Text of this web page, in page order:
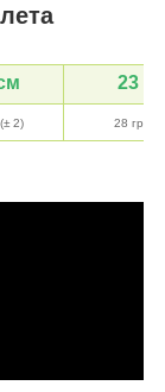
23
2) 28 гр (±